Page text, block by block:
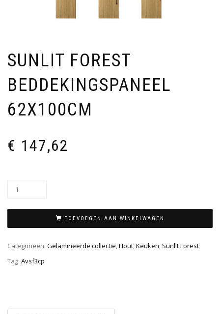
SUNLIT FOREST
BEDDEKINGSPANEEL
62X100CM
€ 147,62
TOEVOEGEN AAN WINKELWAGEN
Categorieën: Gelamineerde collectie,Hout,Keuken, Sunlit Forest
Tag: Avsf3cp